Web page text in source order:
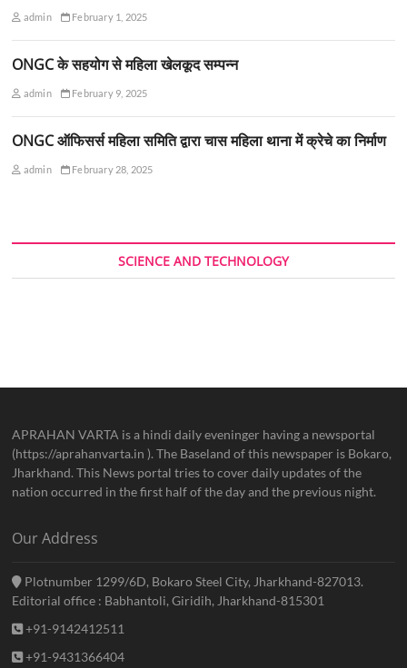
admin February 1, 2025
ONGC के सहयोग से महिला खेलकूद सम्पन्न
admin February 9, 2025
ONGC ऑफिसर्स महिला समिति द्वारा चास महिला थाना में क्रेचे का निर्माण
admin February 28, 2025
SCIENCE AND TECHNOLOGY
APRAHAN VARTA is a hindi daily eveninger having a newsportal
(https://aprahanvarta.in ). The Baseland of this newspaper is Bokaro,
Jharkhand. This News portal tries to cover daily updates of the
nation occurred in the first half of the day and the previous night.
Our Address
Plotnumber 1299/6D, Bokaro Steel City, Jharkhand-827013.
Editorial office : Babhantoli, Giridih, Jharkhand-815301
+91-9142412511
+91-9431366404